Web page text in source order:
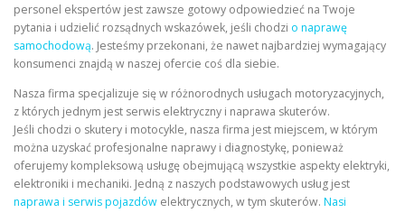
personel ekspertów jest zawsze gotowy odpowiedzieć na Twoje
pytania i udzielić rozsądnych wskazówek, jeśli chodzi o naprawę
samochodową. Jesteśmy przekonani, że nawet najbardziej wymagający
konsumenci znajdą w naszej ofercie coś dla siebie.
Nasza firma specjalizuje się w różnorodnych usługach motoryzacyjnych,
z których jednym jest serwis elektryczny i naprawa skuterów.
Jeśli chodzi o skutery i motocykle, nasza firma jest miejscem, w którym
można uzyskać profesjonalne naprawy i diagnostykę, ponieważ
oferujemy kompleksową usługę obejmującą wszystkie aspekty elektryki,
elektroniki i mechaniki. Jedną z naszych podstawowych usług jest
naprawa i serwis pojazdów elektrycznych, w tym skuterów. Nasi